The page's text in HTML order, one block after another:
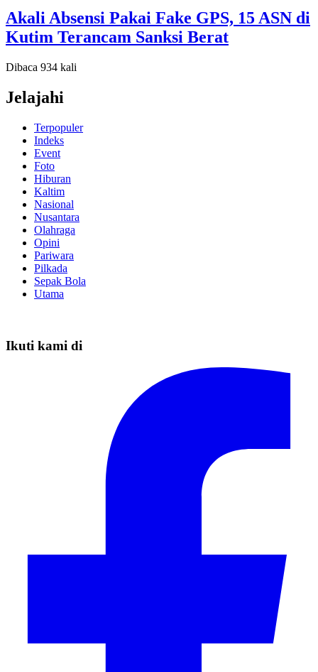
Akali Absensi Pakai Fake GPS, 15 ASN di
Kutim Terancam Sanksi Berat
Dibaca 934 kali
Jelajahi
Terpopuler
Indeks
Event
Foto
Hiburan
Kaltim
Nasional
Nusantara
Olahraga
Opini
Pariwara
Pilkada
Sepak Bola
Utama
Ikuti kami di